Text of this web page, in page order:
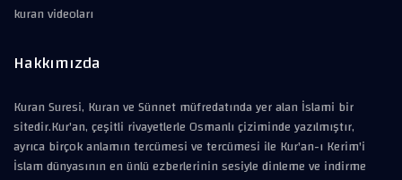
kuran videoları
Hakkımızda
Kuran Suresi, Kuran ve Sünnet müfredatında yer alan İslami bir
sitedir.Kur'an, çeşitli rivayetlerle Osmanlı çiziminde yazılmıştır,
ayrıca birçok anlamın tercümesi ve tercümesi ile Kur'an-ı Kerim'i
İslam dünyasının en ünlü ezberlerinin sesiyle dinleme ve indirme